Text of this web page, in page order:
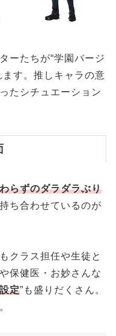
ーたちが“学園バージ
ます。推しキャラの意
たシチュエーション
らずのダラダラぶり
ち合わせているのが
クラス担任や生徒と
保健医・お妙さんな
定”も盛りだくさん。